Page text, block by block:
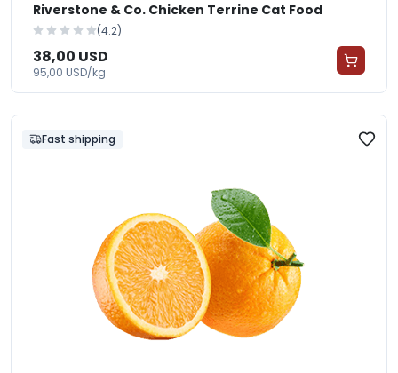
Riverstone & Co. Chicken Terrine Cat Food
(4.2)
38,00 USD
95,00 USD/kg
Fast shipping